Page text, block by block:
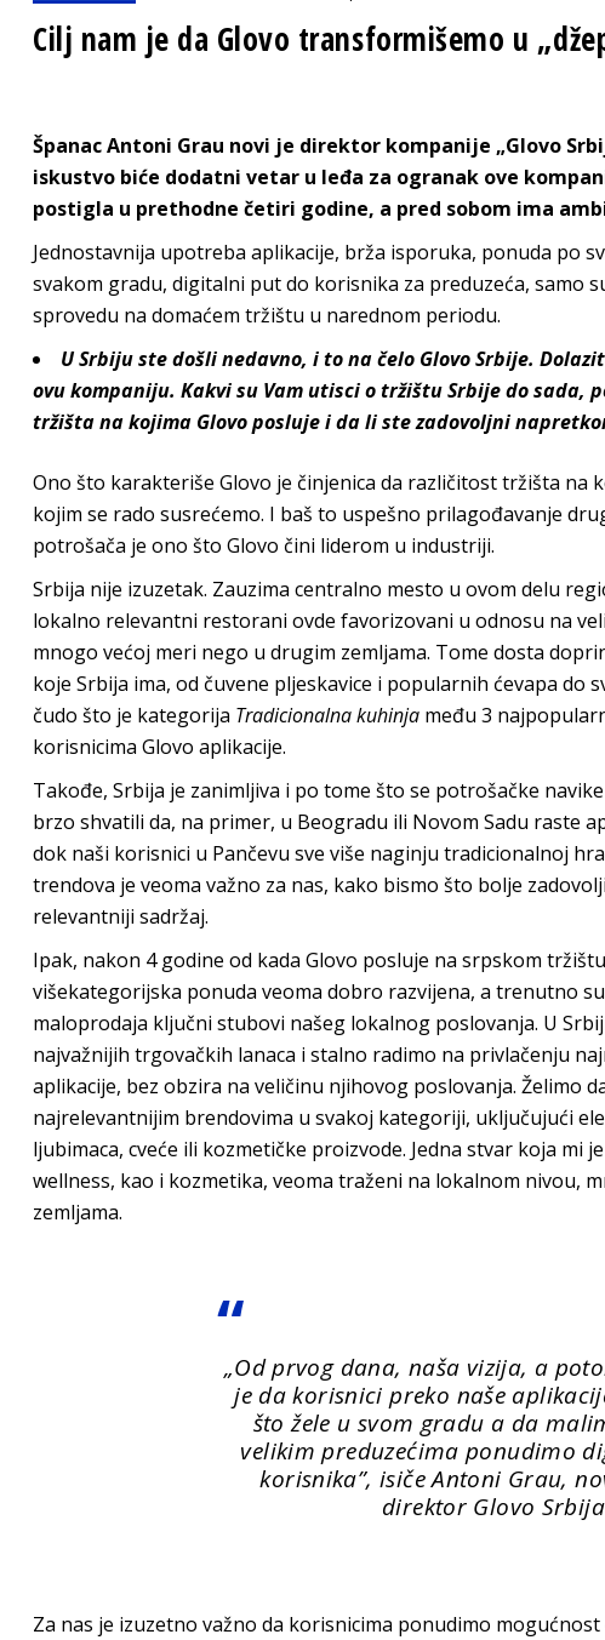
Cilj nam je da Glovo transformišemo u
Španac Antoni Grau novi je direktor kompanije „Glovo
iskustvo biće dodatni vetar u leđa za ogranak ove
postigla u prethodne četiri godine, a pred sobom ima
Jednostavnija upotreba aplikacije, brža isporuka, ponuda po
svakom gradu, digitalni put do korisnika za preduzeća, samo
sprovedu na domaćem tržištu u narednom periodu.
U Srbiju ste došli nedavno, i to na čelo Glovo Srbije.
ovu kompaniju. Kakvi su Vam utisci o tržištu Srbije do sada,
tržišta na kojima Glovo posluje i da li ste zadovoljni
Ono što karakteriše Glovo je činjenica da različitost tržišta na
kojim se rado susrećemo. I baš to uspešno prilagođavanje
potrošača je ono što Glovo čini liderom u industriji.
Srbija nije izuzetak. Zauzima centralno mesto u ovom delu
lokalno relevantni restorani ovde favorizovani u odnosu na
mnogo većoj meri nego u drugim zemljama. Tome dosta
koje Srbija ima, od čuvene pljeskavice i popularnih ćevapa do
čudo što je kategorija Tradicionalna kuhinja među 3
korisnicima Glovo aplikacije.
Takođe, Srbija je zanimljiva i po tome što se potrošačke
brzo shvatili da, na primer, u Beogradu ili Novom Sadu raste
dok naši korisnici u Pančevu sve više naginju tradicionalnoj
trendova je veoma važno za nas, kako bismo što bolje
relevantniji sadržaj.
Ipak, nakon 4 godine od kada Glovo posluje na srpskom
višekategorijska ponuda veoma dobro razvijena, a trenutno
maloprodaja ključni stubovi našeg lokalnog poslovanja. U
najvažnijih trgovačkih lanaca i stalno radimo na privlačenju
aplikacije, bez obzira na veličinu njihovog poslovanja. Želimo
najrelevantnijim brendovima u svakoj kategoriji, uključujući
ljubimaca, cveće ili kozmetičke proizvode. Jedna stvar koja mi
wellness, kao i kozmetika, veoma traženi na lokalnom nivou,
zemljama.
„Od prvog dana, naša vizija, a
je da korisnici preko naše
što žele u svom gradu a da
velikim preduzećima ponudimo
korisnika”, isiče Antoni Grau,
direktor Glovo Srbija
Za nas je izuzetno važno da korisnicima ponudimo